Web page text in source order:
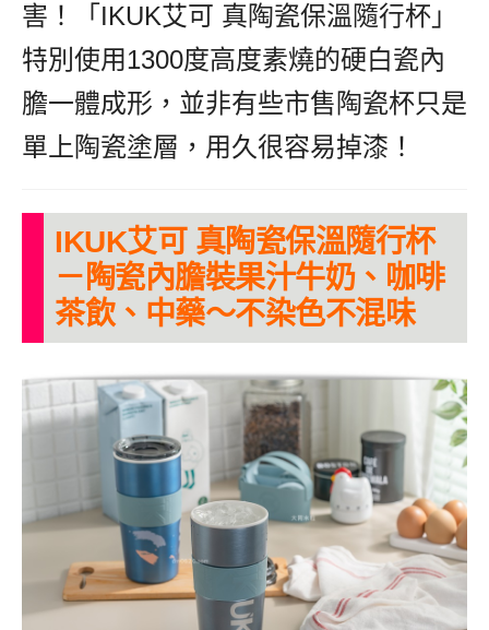
害！「IKUK艾可 真陶瓷保溫隨行杯」
特別使用1300度高度素燒的硬白瓷內
膽一體成形，並非有些市售陶瓷杯只是
單上陶瓷塗層，用久很容易掉漆！
IKUK艾可 真陶瓷保溫隨行杯
－陶瓷內膽裝果汁牛奶、咖啡
茶飲、中藥～不染色不混味